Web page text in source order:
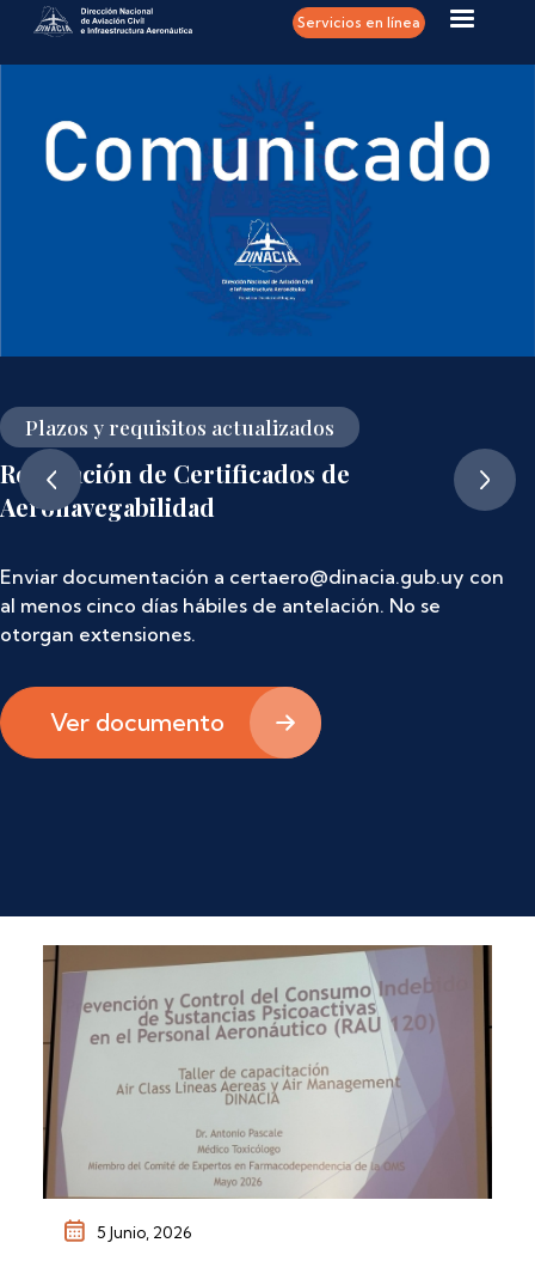
Pasar al contenido principal Servicios en línea
Plazos y requisitos actualizados
Renovación de Certificados de
Aeronavegabilidad
Enviar documentación a certaero@dinacia.gub.uy con
al menos cinco días hábiles de antelación. No se
otorgan extensiones.
Ver documento
5 Junio, 2026